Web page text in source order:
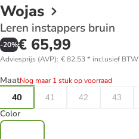
Wojas
Leren instappers bruin
-20%€ 65,99
Adviesprijs (AVP): € 82,53* inclusief BTW
MaatNog maar 1 stuk op voorraad
40
41 42 43
Color